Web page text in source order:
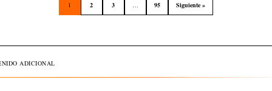
1 2 3 … 95 Siguiente »
ADICIONAL